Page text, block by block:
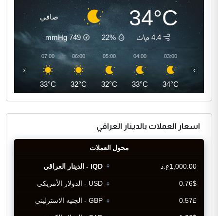
34°C صافي
4.4 م\ث 22%
749
mmHg
03:00
34°C
04:00
33°C
05:00
32°C
06:00
32°C
07:00
33°C
‹ ›
اسعار العملات بالدينار العراقي